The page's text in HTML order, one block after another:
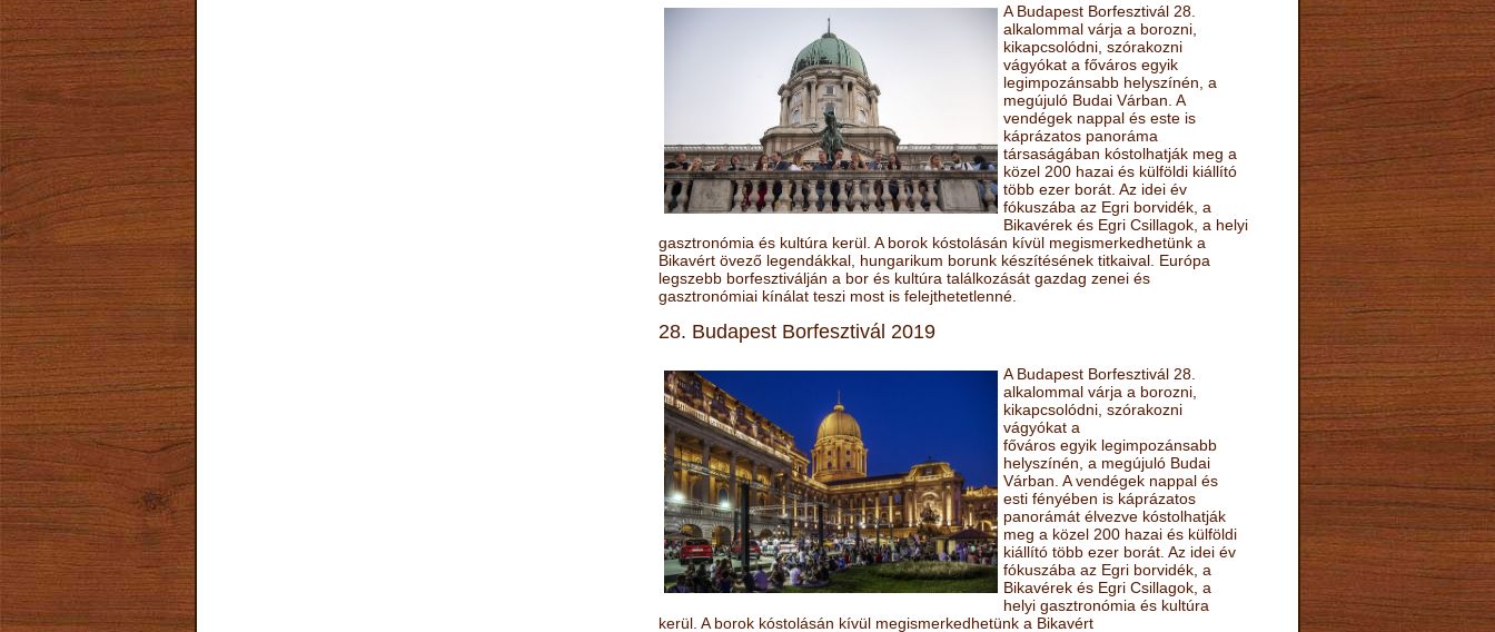
A Budapest Borfesztivál 28.
alkalommal várja a borozni,
kikapcsolódni, szórakozni
vágyókat a főváros egyik
legimpozánsabb helyszínén, a
megújuló Budai Várban. A
vendégek nappal és este is
káprázatos panoráma
társaságában kóstolhatják meg a
közel 200 hazai és külföldi kiállító
több ezer borát. Az idei év
fókuszába az Egri borvidék, a
Bikavérek és Egri Csillagok, a helyi
gasztronómia és kultúra kerül. A borok kóstolásán kívül megismerkedhetünk a
Bikavért övező legendákkal, hungarikum borunk készítésének titkaival. Európa
legszebb borfesztiválján a bor és kultúra találkozását gazdag zenei és
gasztronómiai kínálat teszi most is felejthetetlenné.
28. Budapest Borfesztivál 2019
A Budapest Borfesztivál 28.
alkalommal várja a borozni,
kikapcsolódni, szórakozni
vágyókat a
főváros egyik legimpozánsabb
helyszínén, a megújuló Budai
Várban. A vendégek nappal és
esti fényében is káprázatos
panorámát élvezve kóstolhatják
meg a közel 200 hazai és külföldi
kiállító több ezer borát. Az idei év
fókuszába az Egri borvidék, a
Bikavérek és Egri Csillagok, a
helyi gasztronómia és kultúra
kerül. A borok kóstolásán kívül megismerkedhetünk a Bikavért